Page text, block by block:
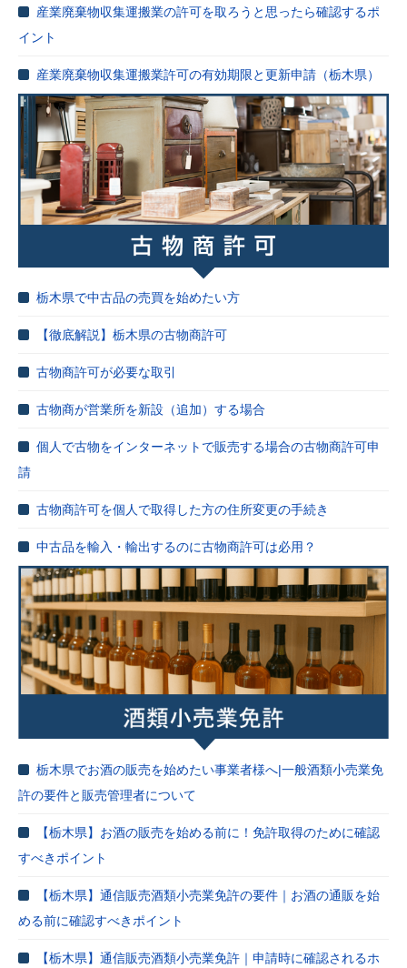
産業廃棄物収集運搬業の許可を取ろうと思ったら確認するポ
イント
産業廃棄物収集運搬業許可の有効期限と更新申請（栃木県）
栃木県で中古品の売買を始めたい方
【徹底解説】栃木県の古物商許可
古物商許可が必要な取引
古物商が営業所を新設（追加）する場合
個人で古物をインターネットで販売する場合の古物商許可申
請
古物商許可を個人で取得した方の住所変更の手続き
中古品を輸入・輸出するのに古物商許可は必用？
栃木県でお酒の販売を始めたい事業者様へ|一般酒類小売業免
許の要件と販売管理者について
【栃木県】お酒の販売を始める前に！免許取得のために確認
すべきポイント
【栃木県】通信販売酒類小売業免許の要件｜お酒の通販を始
める前に確認すべきポイント
【栃木県】通信販売酒類小売業免許｜申請時に確認されるホ